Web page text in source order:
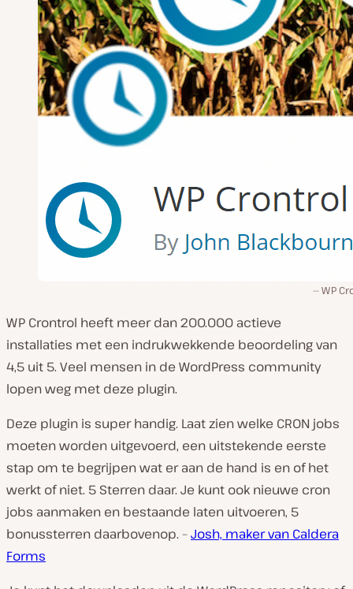
WP
WP Crontrol heeft meer dan 200.000 actieve
installaties met een indrukwekkende beoordeling van
4,5 uit 5. Veel mensen in de WordPress community
lopen weg met deze plugin.
Deze plugin is super handig. Laat zien welke CRON jobs
moeten worden uitgevoerd, een uitstekende eerste
stap om te begrijpen wat er aan de hand is en of het
werkt of niet. 5 Sterren daar. Je kunt ook nieuwe cron
jobs aanmaken en bestaande laten uitvoeren, 5
bonussterren daarbovenop. –Josh, maker van Caldera
Forms